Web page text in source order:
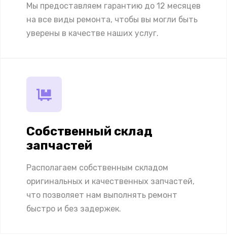
Мы предоставляем гарантию до 12 месяцев
на все виды ремонта, чтобы вы могли быть
уверены в качестве наших услуг.
Собственный склад
запчастей
Располагаем собственным складом
оригинальных и качественных запчастей,
что позволяет нам выполнять ремонт
быстро и без задержек.